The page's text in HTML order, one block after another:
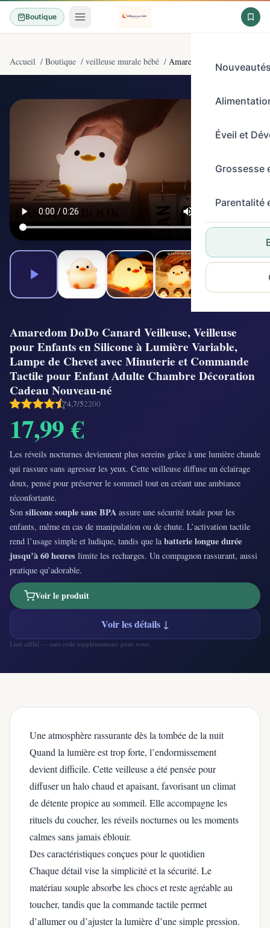
Boutique
Éveil et
Grossesse
Parentalité
Accueil / Boutique / veilleuse murale bébé / Amaredom DoDo Canard
Amaredom DoDo Canard Veilleuse, Veilleuse
pour Enfants en Silicone à Lumière Variable,
Lampe de Chevet avec Minuterie et Commande
Tactile pour Enfant Adulte Chambre Décoration
Cadeau Nouveau-né
4,7/52200
17,99 €
Les réveils nocturnes deviennent plus sereins grâce à une lumière chaude
qui rassure sans agresser les yeux. Cette veilleuse diffuse un éclairage
doux, pensé pour préserver le sommeil tout en créant une ambiance
réconfortante.
Son silicone souple sans BPA assure une sécurité totale pour les
enfants, même en cas de manipulation ou de chute. L’activation tactile
rend l’usage simple et ludique, tandis que labatterie longue durée
jusqu’à 60 heures limite les recharges. Un compagnon rassurant, aussi
pratique qu’adorable.
Voir le produit
Voir les détails ↓
Lien affilié — sans coût supplémentaire pour vous.
Une atmosphère rassurante dès la tombée de la nuit
Quand la lumière est trop forte, l’endormissement
devient difficile. Cette veilleuse a été pensée pour
diffuser un halo chaud et apaisant, favorisant un climat
de détente propice au sommeil. Elle accompagne les
rituels du coucher, les réveils nocturnes ou les moments
calmes sans jamais éblouir.
Des caractéristiques conçues pour le quotidien
Chaque détail vise la simplicité et la sécurité. Le
matériau souple absorbe les chocs et reste agréable au
toucher, tandis que la commande tactile permet
d’allumer ou d’ajuster la lumière d’une simple pression.